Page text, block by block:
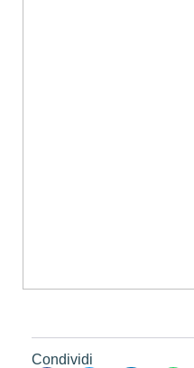
Condividi